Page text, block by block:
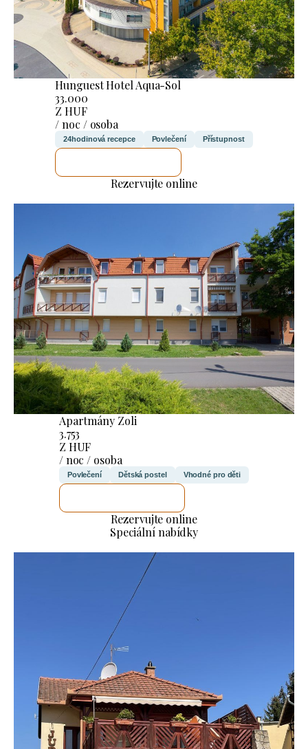
Hunguest Hotel Aqua-Sol
33.000
Z HUF
/ noc / osoba
24hodinová recepce Povlečení Přístupnost
Rezervujte online
Apartmány Zoli
3.753
Z HUF
/ noc / osoba
Povlečení Dětská postel Vhodné pro děti
Rezervujte online
Speciální nabídky